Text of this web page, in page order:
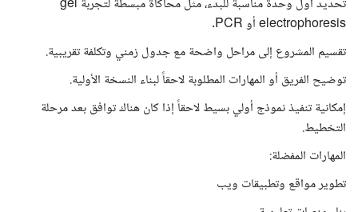
تحديد أول وحدة مناسبة للبدء، مثل محاكاة مبسطة لتجربة gel
electrophoresis أو PCR.
تقسيم المشروع إلى مراحل واضحة مع جدول زمني وتكلفة تقريبية.
توضيح الفريق أو المهارات المطلوبة لاحقاً لبناء النسخة الأولية.
إمكانية تنفيذ نموذج أولي بسيط لاحقاً إذا كان هناك توافق بعد مرحلة
التخطيط.
المهارات المفضلة:
تطوير مواقع وتطبيقات ويب